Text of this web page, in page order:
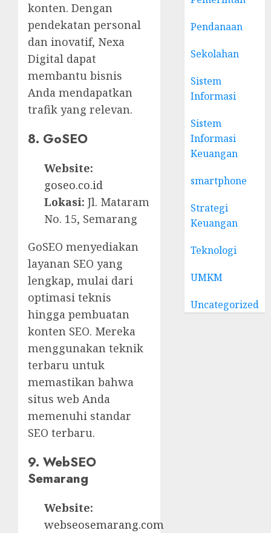
konten. Dengan
pendekatan personal
dan inovatif, Nexa
Digital dapat
membantu bisnis
Anda mendapatkan
trafik yang relevan.
8. GoSEO
Website:
goseo.co.id
Lokasi: Jl. Mataram
No. 15, Semarang
GoSEO menyediakan
layanan SEO yang
lengkap, mulai dari
optimasi teknis
hingga pembuatan
konten SEO. Mereka
menggunakan teknik
terbaru untuk
memastikan bahwa
situs web Anda
memenuhi standar
SEO terbaru.
9. WebSEO
Semarang
Website:
webseosemarang.com
Pendanaan
Sekolahan
Sistem
Informasi
Sistem
Informasi
Keuangan
smartphone
Strategi
Keuangan
Teknologi
UMKM
Uncategorized